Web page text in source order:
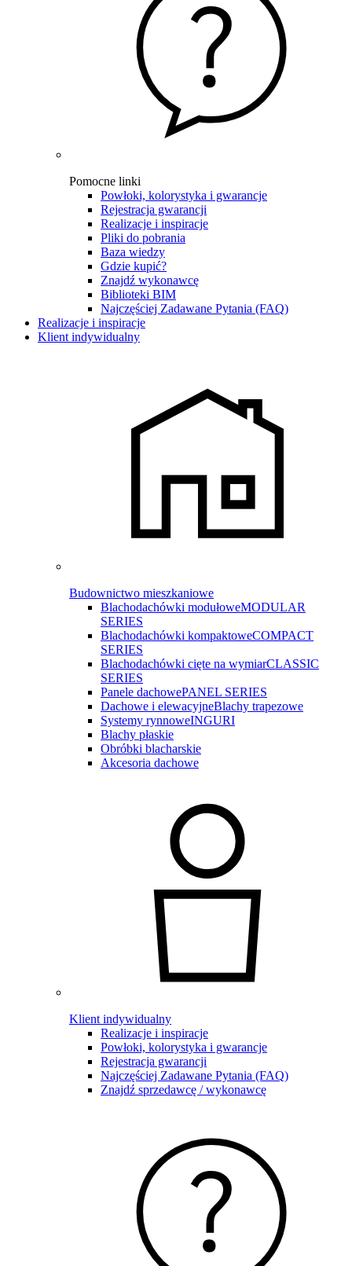
Pomocne linki
Powłoki, kolorystyka i gwarancje
Rejestracja gwarancji
Realizacje i inspiracje
Pliki do pobrania
Baza wiedzy
Gdzie kupić?
Znajdź wykonawcę
Biblioteki BIM
Najczęściej Zadawane Pytania (FAQ)
Realizacje i inspiracje
Klient indywidualny
Budownictwo mieszkaniowe
Blachodachówki modułoweMODULAR
SERIES
Blachodachówki kompaktoweCOMPACT
SERIES
Blachodachówki cięte na wymiarCLASSIC
SERIES
Panele dachowePANEL SERIES
Dachowe i elewacyjneBlachy trapezowe
Systemy rynnoweINGURI
Blachy płaskie
Obróbki blacharskie
Akcesoria dachowe
Klient indywidualny
Realizacje i inspiracje
Powłoki, kolorystyka i gwarancje
Rejestracja gwarancji
Najczęściej Zadawane Pytania (FAQ)
Znajdź sprzedawcę / wykonawcę